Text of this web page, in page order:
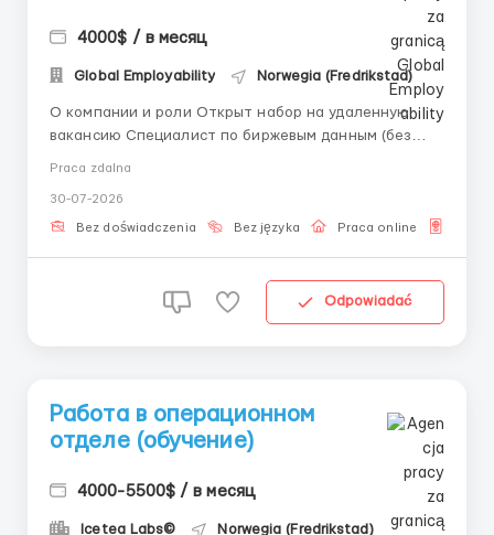
4000$ / в месяц
Global Employability Norwegia (Fredrikstad)
О компании и роли Открыт набор на удаленную
вакансию Специалист по биржевым данным (без
могли уверенно начать. Функционал Проведение
выборочной проверки данных. Контроль соответст...
Praca zdalna
30-07-2026
Bez doświadczenia Bez języka Praca online
Odpowiadać
Работа в операционном
отделе (обучение)
4000-5500$ / в месяц
Icetea Labs© Norwegia (Fredrikstad)